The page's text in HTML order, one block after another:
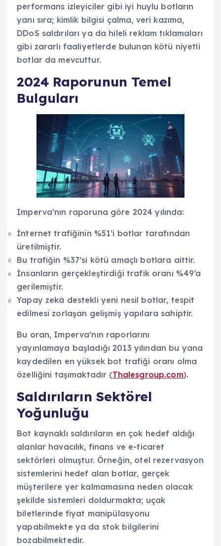
performans izleyiciler gibi iyi huylu botların
yanı sıra; kimlik bilgisi çalma, veri kazıma,
DDoS saldırıları ya da hileli reklam tıklamaları
gibi zararlı faaliyetlerde bulunan kötü niyetli
botlar da mevcuttur.
2024 Raporunun Temel
Bulguları
Imperva’nın raporuna göre 2024 yılında:
İnternet trafiğinin %51’i botlar tarafından
üretilmiştir.
Bu trafiğin %37’si kötü amaçlı botlara aittir.
İnsanların gerçekleştirdiği trafik oranı %49’a
gerilemiştir.
Yapay zekâ destekli yeni nesil botlar, tespit
edilmesi zorlaşan gelişmiş yapılara sahiptir.
Bu oran, Imperva’nın raporlarını
yayınlamaya başladığı 2013 yılından bu yana
kaydedilen en yüksek bot trafiği oranı olma
özelliğini taşımaktadır (Thalesgroup.com).
Saldırıların Sektörel
Yoğunluğu
Bot kaynaklı saldırıların en çok hedef aldığı
alanlar havacılık, finans ve e-ticaret
sektörleri olmuştur. Örneğin, otel rezervasyon
sistemlerini hedef alan botlar, gerçek
müşterilere yer kalmamasına neden olacak
şekilde sistemleri doldurmakta; uçak
biletlerinde fiyat manipülasyonu
yapabilmekte ya da stok bilgilerini
bozabilmektedir.